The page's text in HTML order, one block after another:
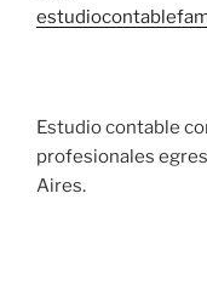
Estudio contable
profesionales
Aires.